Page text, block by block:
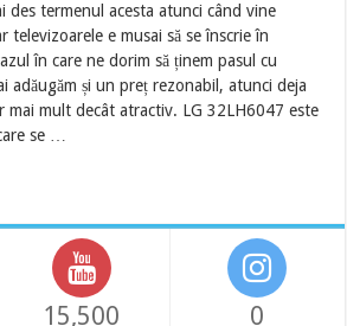
des termenul acesta atunci când vine
televizoarele e musai să se înscrie în
în care ne dorim să ținem pasul cu
adăugăm și un preț rezonabil, atunci deja
mai mult decât atractiv. LG 32LH6047 este
se …
15,500 0